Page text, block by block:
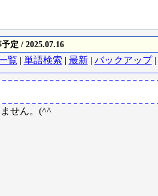
定 / 2025.07.16
覧 | 単語検索 | 最新| バックアップ|
せん。(^^ゞ